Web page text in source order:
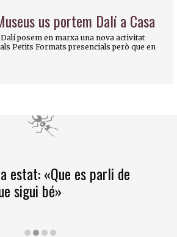
us portem Dalí a Casa
posem en marxa una nova activitat
Petits Formats presencials però que en
estat: «Que es parli de
sigui bé»